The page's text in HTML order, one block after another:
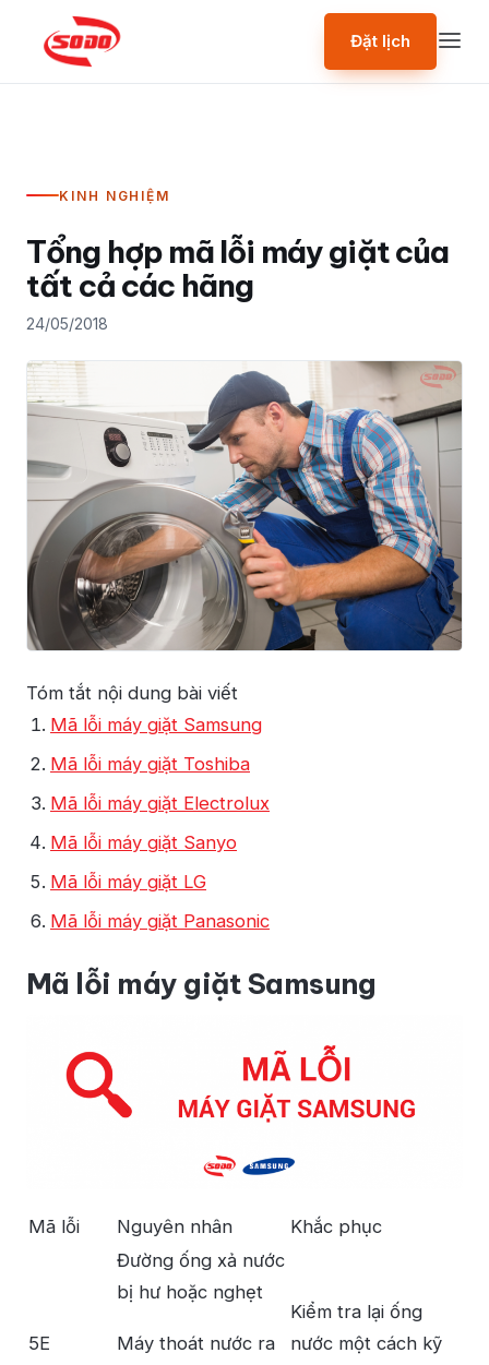
Đặt lịch
KINH NGHIỆM
Tổng hợp mã lỗi máy giặt của
tất cả các hãng
24/05/2018
Tóm tắt nội dung bài viết
Mã lỗi máy giặt Samsung
Mã lỗi máy giặt Toshiba
Mã lỗi máy giặt Electrolux
Mã lỗi máy giặt Sanyo
Mã lỗi máy giặt LG
Mã lỗi máy giặt Panasonic
Mã lỗi máy giặt Samsung
Mã lỗi Nguyên nhân Khắc phục
5E
Đường ống xả nước
bị hư hoặc nghẹt
Máy thoát nước ra
Kiểm tra lại ống
nước một cách kỹ